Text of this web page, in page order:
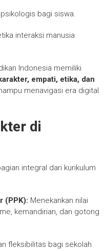
bagi siswa.
interaksi manusia
Indonesia memiliki
empati, etika, dan
menavigasi era digital
di
integral dari kurikulum
(PPK): Menekankan nilai
kemandirian, dan gotong
fleksibilitas bagi sekolah